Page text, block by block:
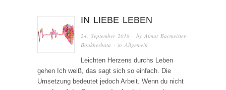
IN LIEBE LEBEN
24. September 2018 · byAlmut Bacmeister-
Boukherbata · inAllgemein
Leichten Herzens durchs Leben
gehen Ich weiß, das sagt sich so einfach. Die
Umsetzung bedeutet jedoch Arbeit. Wenn du nicht